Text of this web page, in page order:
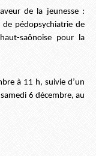
de la jeunesse :
de pédopsychiatrie de
saônoise pour la
à 11 h, suivie d’un
6 décembre, au